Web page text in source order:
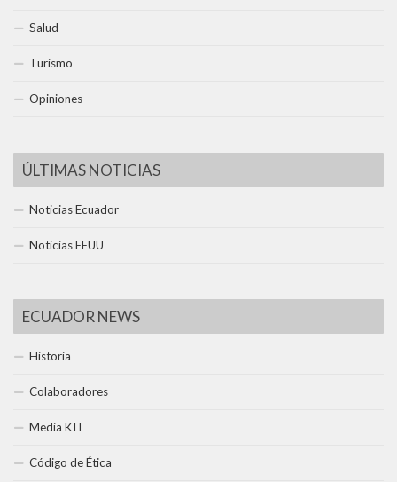
Salud
Turismo
Opiniones
ÚLTIMAS NOTICIAS
Noticias Ecuador
Noticias EEUU
ECUADOR NEWS
Historia
Colaboradores
Media KIT
Código de Ética